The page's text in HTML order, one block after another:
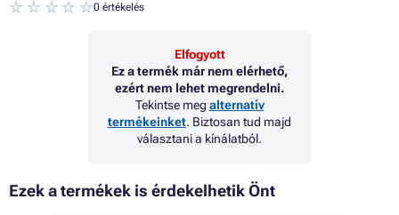
0 értékelés
Elfogyott
Ez a termék már nem elérhető,
ezért nem lehet megrendelni.
Tekintse meg alternatív
termékeinket. Biztosan tud majd
választani a kínálatból.
Ezek a termékek is érdekelhetik Önt